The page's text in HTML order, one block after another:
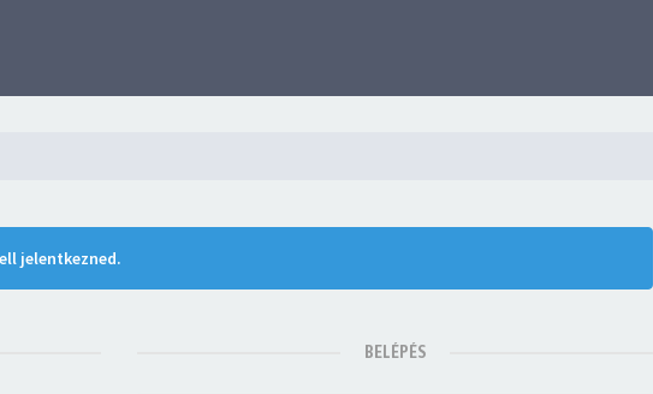
jelentkezned.
BELÉPÉS